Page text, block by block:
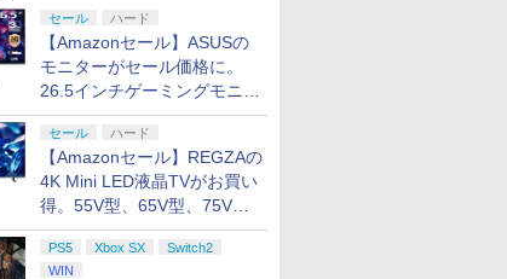
セール ハード
【Amazonセール】ASUSの
モニターがセール価格に。
26.5インチゲーミングモニタ
ー「ROG Strix OLED
XG27ACDMS」限定モデルも
お買い得
セール ハード
【Amazonセール】REGZAの
4K Mini LED液晶TVがお買い
得。55V型、65V型、75V型
の2026年モデルがラインナ
ップ
PS5 Xbox SX
Switch2
WIN